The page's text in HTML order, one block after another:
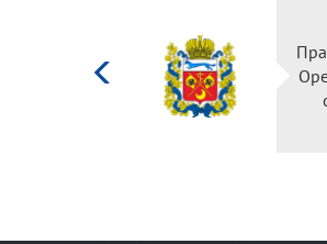
культуры
Российской